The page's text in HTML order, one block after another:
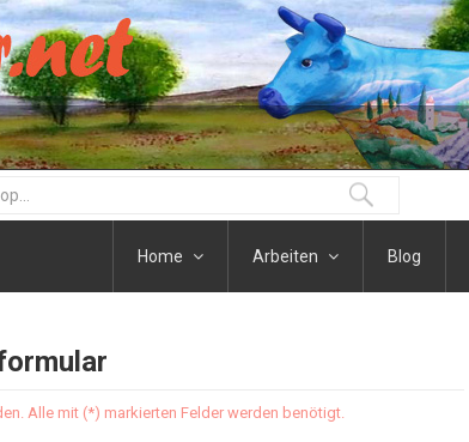
Home Arbeiten Blog
Alle mit (*) markierten Felder werden benötigt.